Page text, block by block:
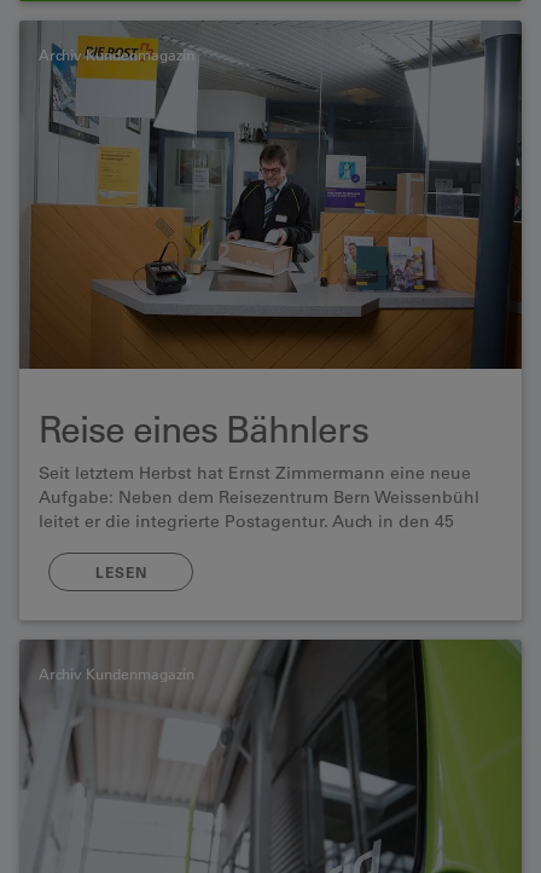
Archiv Kundenmagazin
Reise eines Bähnlers
Seit letztem Herbst hat Ernst Zimmermann eine neue
Aufgabe: Neben dem Reisezentrum Bern Weissenbühl
leitet er die integrierte Postagentur. Auch in den 45
Ein Blick zurück.
LESEN
Archiv Kundenmagazin